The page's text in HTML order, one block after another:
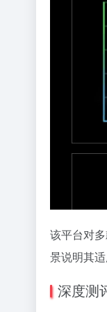
该平台对
景说明其适
深度测